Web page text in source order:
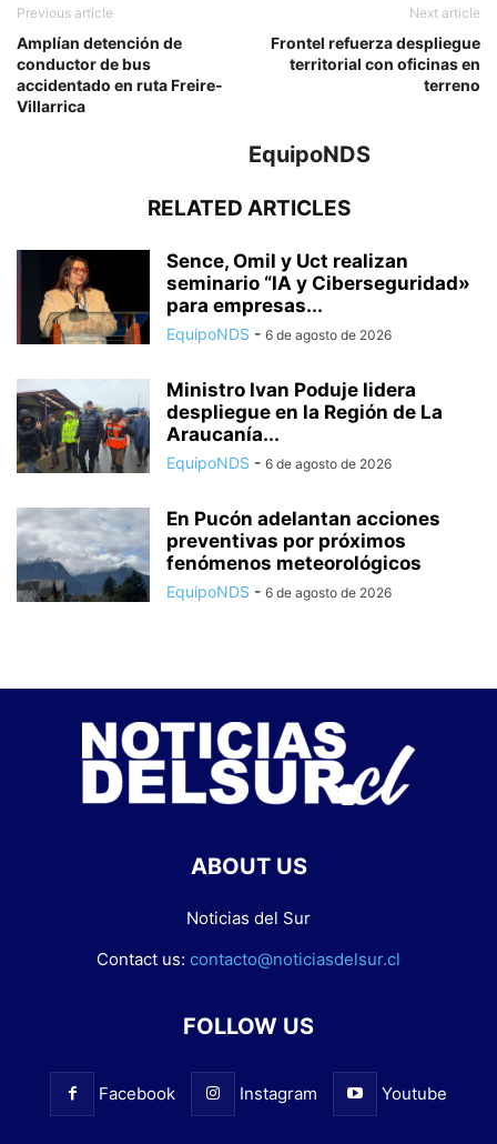
Previous article
Amplían detención de
conductor de bus
accidentado en ruta Freire-
Villarrica
Next article
Frontel refuerza despliegue
territorial con oficinas en
terreno
EquipoNDS
RELATED ARTICLES
Sence, Omil y Uct realizan
seminario “IA y Ciberseguridad»
para empresas...
EquipoNDS - 6 de agosto de 2026
Ministro Ivan Poduje lidera
despliegue en la Región de La
Araucanía...
EquipoNDS - 6 de agosto de 2026
En Pucón adelantan acciones
preventivas por próximos
fenómenos meteorológicos
EquipoNDS - 6 de agosto de 2026
ABOUT US
Noticias del Sur
Contact us: contacto@noticiasdelsur.cl
FOLLOW US
Facebook Instagram Youtube